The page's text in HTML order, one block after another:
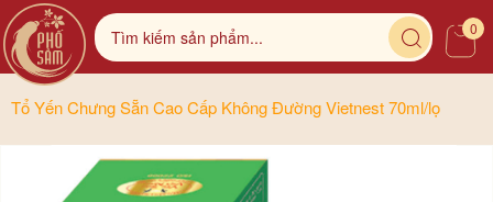
0
Tổ Yến Chưng Sẵn Cao Cấp Không Đường Vietnest 70ml/lọ